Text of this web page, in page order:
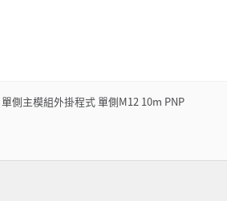
側主模組外掛程式 單側M12 10m PNP